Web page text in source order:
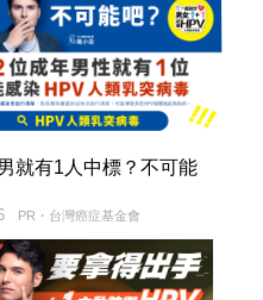
就有1人中標？不可能
PR・台灣癌症基金會